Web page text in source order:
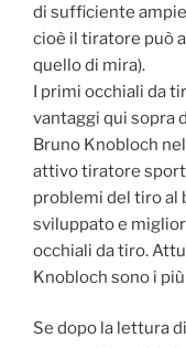
di sufficiente
cioè il tiratore può
quello di mira).
I primi occhiali da
vantaggi qui sopra
Bruno Knobloch
attivo tiratore
problemi del tiro al
sviluppato e
occhiali da tiro.
Knobloch sono i
Se dopo la lettura